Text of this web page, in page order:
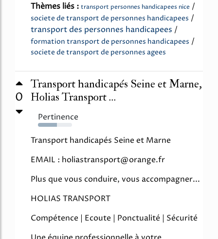
Thèmes liés : transport personnes handicapees nice /
societe de transport de personnes handicapees /
transport des personnes handicapees /
formation transport de personnes handicapees /
societe de transport de personnes agees
0
Transport handicapés Seine et Marne,
Holias Transport ...
Pertinence
55%
Transport handicapés Seine et Marne
EMAIL : holiastransport@orange.fr
Plus que vous conduire, vous accompagner...
HOLIAS TRANSPORT
Compétence | Ecoute | Ponctualité | Sécurité